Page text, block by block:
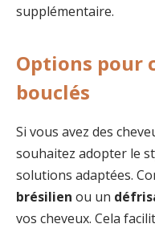
supplémentaire.
Options pour
bouclés
Si vous avez des
souhaitez adopter le
solutions adaptées.
brésilien ou un
vos cheveux. Cela